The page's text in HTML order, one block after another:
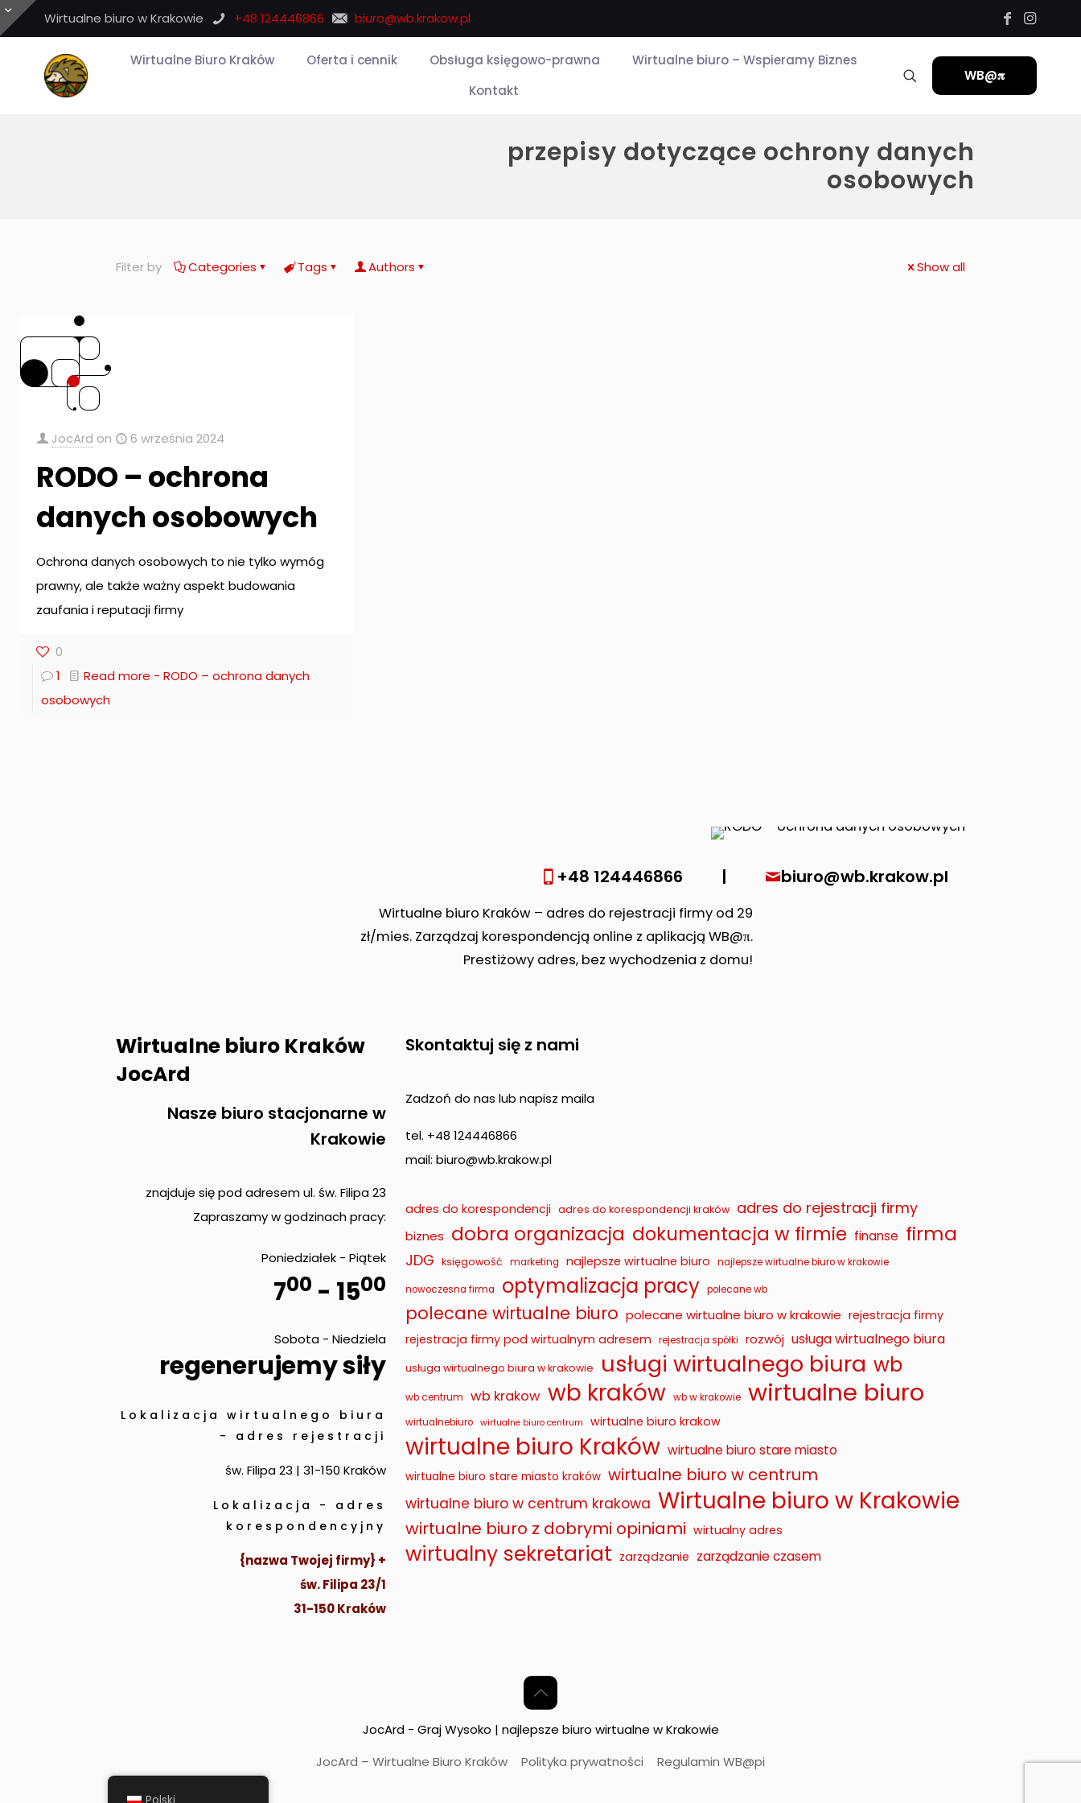
Wirtualne biuro w Krakowie +48 124446866 biuro@wb.krakow.pl
Wirtualne Biuro Kraków Oferta i cennik Obsługa księgowo-prawna
Wirtualne biuro – Wspieramy Biznes
Kontakt
WB@𝛑
przepisy dotyczące ochrony danych
osobowych
Filter by Categories Tags Authors Show all
JocArd on 6 września 2024
RODO – ochrona
danych osobowych
Ochrona danych osobowych to nie tylko wymóg
prawny, ale także ważny aspekt budowania
zaufania i reputacji firmy
0
1
Read more - RODO – ochrona danych
osobowych
+48 124446866 | biuro@wb.krakow.pl
Wirtualne biuro Kraków – adres do rejestracji firmy od 29
zł/mies. Zarządzaj korespondencją online z aplikacją WB@π.
Prestiżowy adres, bez wychodzenia z domu!
Wirtualne biuro Kraków
JocArd
Nasze biuro stacjonarne w
Krakowie
znajduje się pod adresem ul. św. Filipa 23
Zapraszamy w godzinach pracy:
Poniedziałek - Piątek
700 - 1500
Sobota - Niedziela
regenerujemy siły
Lokalizacja wirtualnego biura
- adres rejestracji
św. Filipa 23 | 31-150 Kraków
Lokalizacja - adres
korespondencyjny
{nazwa Twojej firmy} +
św. Filipa 23/1
31-150 Kraków
Skontaktuj się z nami
Zadzoń do nas lub napisz maila
tel. +48 124446866
mail: biuro@wb.krakow.pl
adres do korespondencji adres do korespondencji kraków adres do rejestracji firmy
biznes dobra organizacja dokumentacja w firmie finanse firma
JDG księgowość marketing najlepsze wirtualne biuro najlepsze wirtualne biuro w krakowie
nowoczesna firma optymalizacja pracy polecane wb
polecane wirtualne biuro polecane wirtualne biuro w krakowie rejestracja firmy
rejestracja firmy pod wirtualnym adresem
rejestracja spółki rozwój usługa wirtualnego biura
usługa wirtualnego biura w krakowie usługi wirtualnego biura wb
wb centrum wb krakow wb kraków wb w krakowie wirtualne biuro
wirtualnebiuro wirtualne biuro centrum wirtualne biuro krakow
wirtualne biuro Kraków wirtualne biuro stare miasto
wirtualne biuro stare miasto kraków wirtualne biuro w centrum
wirtualne biuro w centrum krakowa Wirtualne biuro w Krakowie
wirtualne biuro z dobrymi opiniami wirtualny adres
wirtualny sekretariat zarządzanie zarządzanie czasem
JocArd - Graj Wysoko | najlepsze biuro wirtualne w Krakowie
JocArd – Wirtualne Biuro Kraków
Polityka prywatności Regulamin WB@pi